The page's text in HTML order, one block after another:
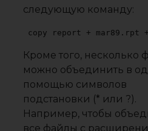
следующую команду:
copy report + mar89.rpt
Кроме того, несколько
можно объединить в
помощью символов
подстановки (* или ?).
Например, чтобы
все файлы с